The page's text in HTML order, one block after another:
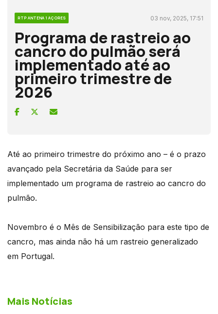
RTP ANTENA 1 AÇORES 03 nov, 2025, 17:51
Programa de rastreio ao
cancro do pulmão será
implementado até ao
primeiro trimestre de
2026
Até ao primeiro trimestre do próximo ano – é o prazo
avançado pela Secretária da Saúde para ser
implementado um programa de rastreio ao cancro do
pulmão.
Novembro é o Mês de Sensibilização para este tipo de
cancro, mas ainda não há um rastreio generalizado
em Portugal.
Mais Notícias